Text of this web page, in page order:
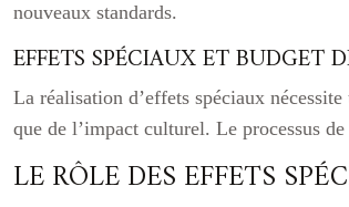
nouveaux standards.
EFFETS SPÉCIAUX ET BUDGET
La réalisation d’effets spéciaux
que de l’impact culturel. Le processus
LE RÔLE DES EFFETS